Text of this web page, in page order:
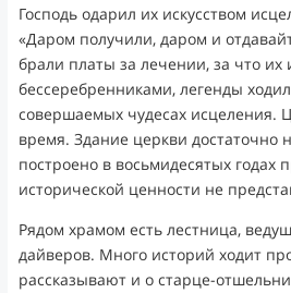
Господь одарил их искусством
«Даром получили, даром и
брали платы за лечении, за что их
бессеребренниками, легенды
совершаемых чудесах исцеления.
время. Здание церкви достаточно
построено в восьмидесятых годах
исторической ценности не
Рядом храмом есть лестница,
дайверов. Много историй ходит
рассказывают и о старце-